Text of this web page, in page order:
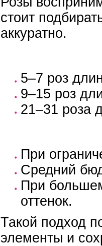
стоит
аккуратно.
5–7 роз
9–15 роз
21–31 роза
При
Средний
При
оттенок.
Такой подход
элементы и